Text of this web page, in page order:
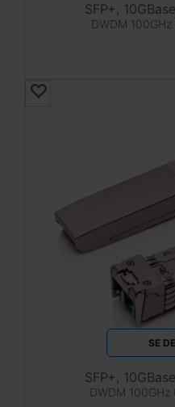
SFP+,
DWDM
SE
SFP+,
DWDM